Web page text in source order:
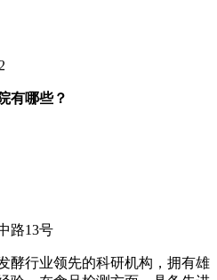
有哪些？
路13号
酵行业领先的科研机构，拥有雄